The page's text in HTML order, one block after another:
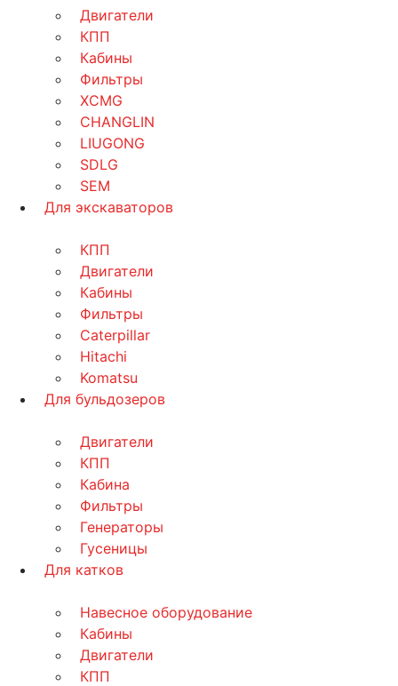
Двигатели
КПП
Кабины
Фильтры
XCMG
CHANGLIN
LIUGONG
SDLG
SEM
Для экскаваторов
КПП
Двигатели
Кабины
Фильтры
Caterpillar
Hitachi
Komatsu
Для бульдозеров
Двигатели
КПП
Кабина
Фильтры
Генераторы
Гусеницы
Для катков
Навесное оборудование
Кабины
Двигатели
КПП